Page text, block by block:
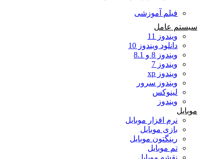
فیلم آموزشی
سیستم عامل
ویندوز 11
دانلود ویندوز 10
ویندوز 8 و 8.1
ویندوز 7
ویندوز xp
ویندوز سرور
لینوکس
ویندوز
نرم افزار موبایل
بازی موبایل
رینگتون موبایل
تم موبایل
نقشه موبایل